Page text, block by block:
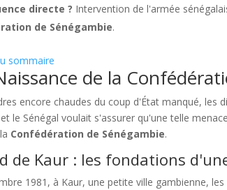
directe ? Intervention de l'armée
de Sénégambie.
sommaire
de la
encore chaudes du coup d'État manqué,
le Sénégal voulait s'assurer qu'une telle
Confédération de Sénégambie.
de Kaur : les fondations
1981, à Kaur, une petite ville gambienne,